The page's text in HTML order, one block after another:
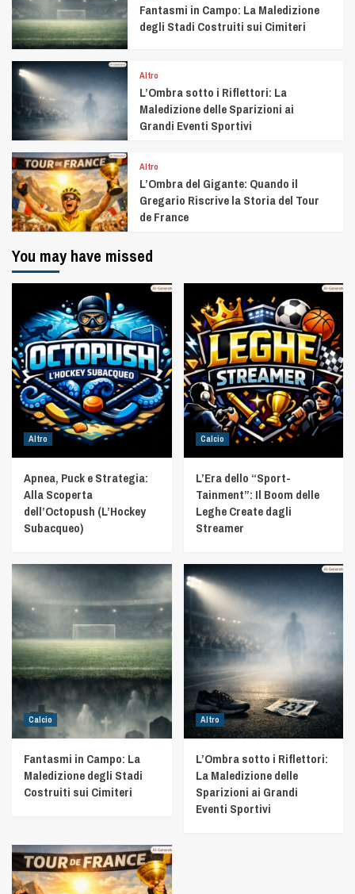
Fantasmi in Campo: La Maledizione
degli Stadi Costruiti sui Cimiteri
Altro
L’Ombra sotto i Riflettori: La
Maledizione delle Sparizioni ai
Grandi Eventi Sportivi
Altro
L’Ombra del Gigante: Quando il
Gregario Riscrive la Storia del Tour
de France
You may have missed
Altro
Apnea, Puck e Strategia:
Alla Scoperta
dell’Octopush (L’Hockey
Subacqueo)
Calcio
L’Era dello “Sport-
Tainment”: Il Boom delle
Leghe Create dagli
Streamer
Calcio
Fantasmi in Campo: La
Maledizione degli Stadi
Costruiti sui Cimiteri
Altro
L’Ombra sotto i Riflettori:
La Maledizione delle
Sparizioni ai Grandi
Eventi Sportivi